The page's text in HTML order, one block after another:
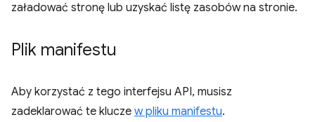
załadować stronę lub uzyskać listę zasobów na stronie.
Plik manifestu
Aby korzystać z tego interfejsu API, musisz
zadeklarować te klucze w pliku manifestu.